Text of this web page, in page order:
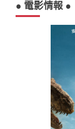
● 電影情報 ●